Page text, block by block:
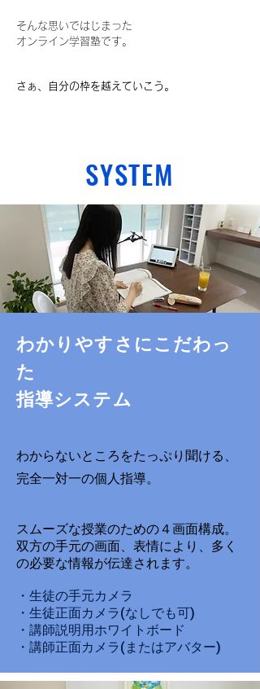
そんな思いではじまった
オンライン学習塾です。
さぁ、自分の枠を越えていこう。
SYSTEM
わかりやすさに​こだわっ
た
指導システム
わからないところをたっぷり聞ける、
完全一対一の個人指導。
スムーズな授業のための４画面構成。
双方の手元の画面、表情により、多く
の必要な情報が伝達されます。
・生徒の手元カメラ
・生徒正面カメラ(なしでも可)
・講師説明用ホワイトボード
・講師正面カメラ(またはアバター)